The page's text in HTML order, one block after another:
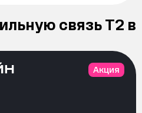
связь Т2 в
Акция